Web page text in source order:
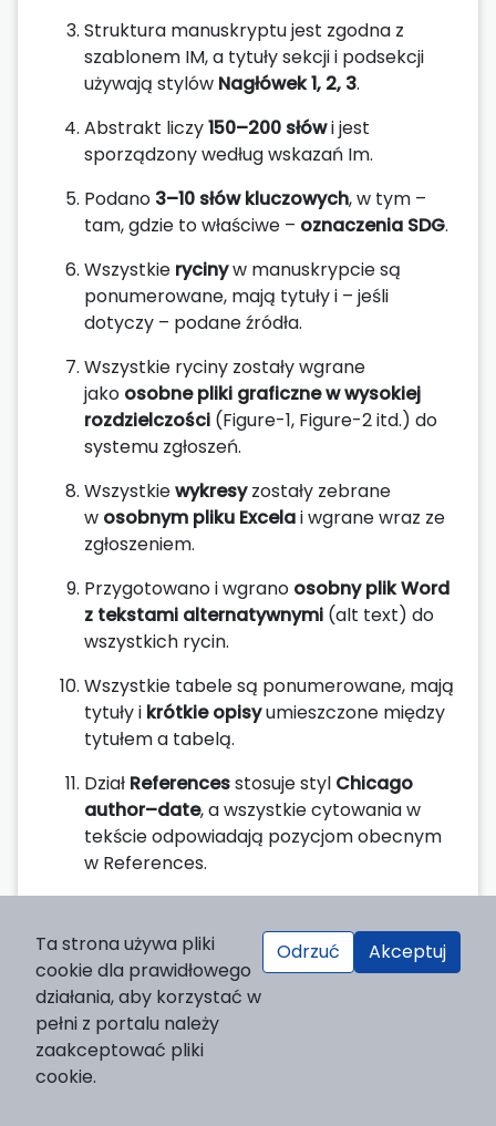
Struktura manuskryptu jest zgodna z
szablonem IM, a tytuły sekcji i podsekcji
używają stylów Nagłówek 1, 2, 3.
Abstrakt liczy150–200 słówi jest
sporządzony według wskazań Im.
Podano 3–10 słów kluczowych, w tym –
tam, gdzie to właściwe – oznaczenia SDG.
Wszystkie rycinyw manuskrypcie są
ponumerowane, mają tytuły i – jeśli
dotyczy – podane źródła.
Wszystkie ryciny zostały wgrane
jako osobne pliki graficzne w wysokiej
rozdzielczości (Figure-1, Figure-2 itd.) do
systemu zgłoszeń.
Wszystkiewykresyzostały zebrane
w osobnym pliku Excelai wgrane wraz ze
zgłoszeniem.
Przygotowano i wgrano osobny plik Word
z tekstami alternatywnymi (alt text) do
wszystkich rycin.
Wszystkie tabele są ponumerowane, mają
tytuły i krótkie opisyumieszczone między
tytułem a tabelą.
Dział Referencesstosuje styl Chicago
author–date, a wszystkie cytowania w
tekście odpowiadają pozycjom obecnym
w References.
formie https://doi.org/....
Wszystkie wymaganeStatements(Author
Contributions, Funding, itp.) są obecne, z
odpowiednią treścią lub adnotacją „not
applicable”.
Ta strona używa pliki
cookie dla prawidłowego
działania, aby korzystać w
pełni z portalu należy
zaakceptować pliki
cookie.
Odrzuć Akceptuj